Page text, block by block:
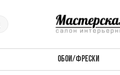
ОБОИ/ФРЕСКИ